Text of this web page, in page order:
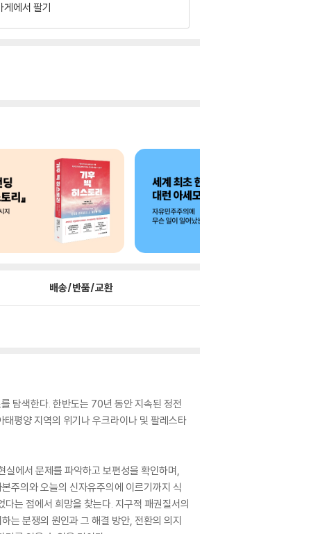
게에서 팔기
배송/반품/교환
탐색한다. 한반도는 70년 동안 지속된 정전
평양 지역의 위기나 우크라이나 및 팔레스타
에서 문제를 파악하고 보편성을 확인하며,
주의와 오늘의 신자유주의에 이르기까지 식
는 점에서 희망을 찾는다. 지구적 패권질서의
는 분쟁의 원인과 그 해결 방안, 전환의 의지